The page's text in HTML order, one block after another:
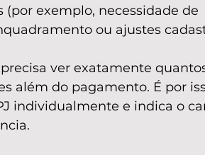
(por exemplo, necessidade de
ou ajustes
ver exatamente
além do pagamento. É por
individualmente e indica o